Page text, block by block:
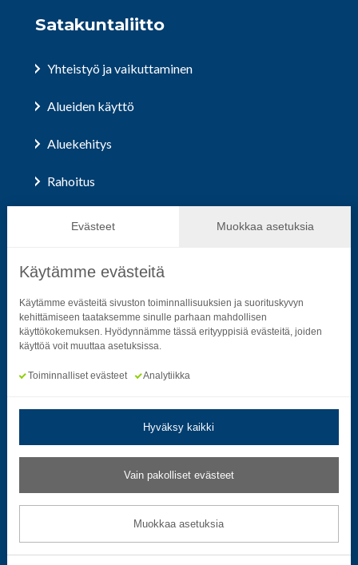
Evästeet Muokkaa asetuksia
Käytämme evästeitä
Käytämme evästeitä sivuston toiminnallisuuksien ja suorituskyvyn
kehittämiseen taataksemme sinulle parhaan mahdollisen
käyttökokemuksen. Hyödynnämme tässä erityyppisiä evästeitä, joiden
käyttöä voit muuttaa asetuksissa.
Toiminnalliset evästeet Analytiikka
Hyväksy kaikki
Vain pakolliset evästeet
Muokkaa asetuksia
Satakuntaliitto
Yhteistyö ja vaikuttaminen
Alueiden käyttö
Aluekehitys
Rahoitus
Hallinto ja päätöksenteko
Seuraa sosiaalisessa mediassa
Neliön mallinen ikoni, joka kuvastaa f-kirjainta.
Neliön mallinen ikoni, joka kuvastaa f-kirjainta.
Neliön mallinen ikoni, joka kuvastaa
Neliön mallinen ikoni, jonka
Neliön mallinen ikoni,
Neliön mallinen
Tietosuoja- ja rekisteriselosteet|
Saavutettavuusseloste